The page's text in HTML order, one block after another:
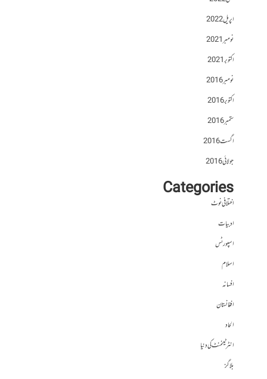
اپریل 2022
نومبر 2021
اکتوبر 2021
نومبر 2016
اکتوبر 2016
ستمبر 2016
اگست 2016
جولائی 2016
Categories
اختلافی نوٹ
ادبیات
اسپورٹس
اسلام
افسانہ
افغانستان
الحاد
انٹرٹینمنٹ کی دنیا
بلاگز